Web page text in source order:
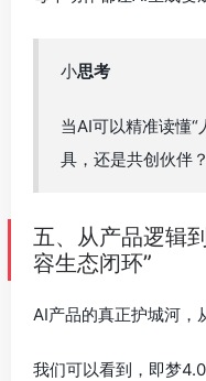
小思考
当AI可以精准读懂
具，还是共创伙伴？
五、从产品逻辑
容生态闭环”
AI产品的真正护城河，
我们可以看到，即梦